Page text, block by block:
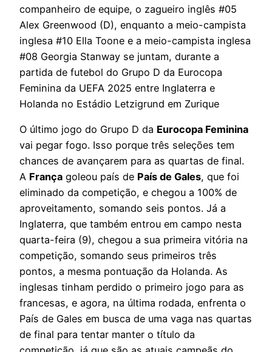
companheiro de equipe, o zagueiro inglês #05
Alex Greenwood (D), enquanto a meio-campista
inglesa #10 Ella Toone e a meio-campista inglesa
#08 Georgia Stanway se juntam, durante a
partida de futebol do Grupo D da Eurocopa
Feminina da UEFA 2025 entre Inglaterra e
Holanda no Estádio Letzigrund em Zurique
O último jogo do Grupo D da Eurocopa Feminina
vai pegar fogo. Isso porque três seleções tem
chances de avançarem para as quartas de final.
A França goleou país de País de Gales, que foi
eliminado da competição, e chegou a 100% de
aproveitamento, somando seis pontos. Já a
Inglaterra, que também entrou em campo nesta
quarta-feira (9), chegou a sua primeira vitória na
competição, somando seus primeiros três
pontos, a mesma pontuação da Holanda. As
inglesas tinham perdido o primeiro jogo para as
francesas, e agora, na última rodada, enfrenta o
País de Gales em busca de uma vaga nas quartas
de final para tentar manter o título da